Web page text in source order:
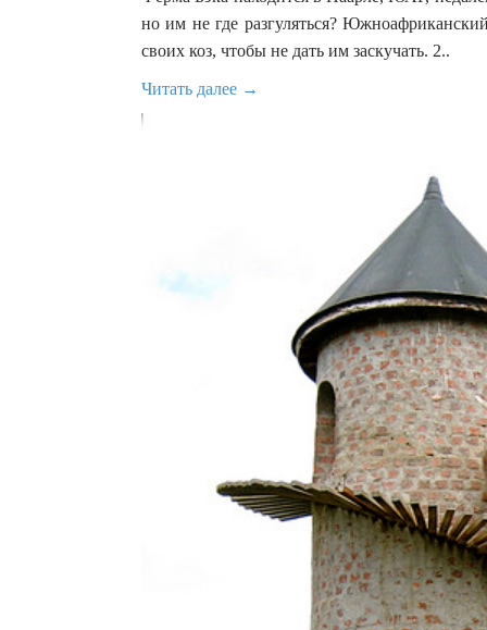
но им не где разгуляться?
своих коз, чтобы не дать им заскучать. 2..
Читать далее →